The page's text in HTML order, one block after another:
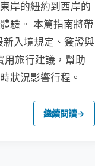
岸的紐約到西岸的
驗。 本篇指南將帶
入境規定、簽證與
用旅行建議，幫助
狀況影響行程。
繼續閱讀→